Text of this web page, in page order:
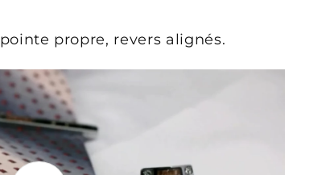
pointe propre, revers alignés.